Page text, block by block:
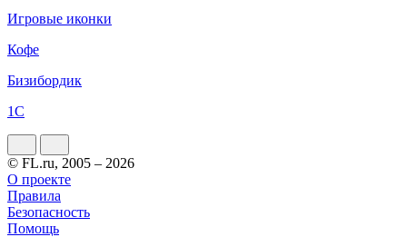
Игровые иконки
Кофе
Бизибордик
1С
© FL.ru, 2005 – 2026
О проекте
Правила
Безопасность
Помощь